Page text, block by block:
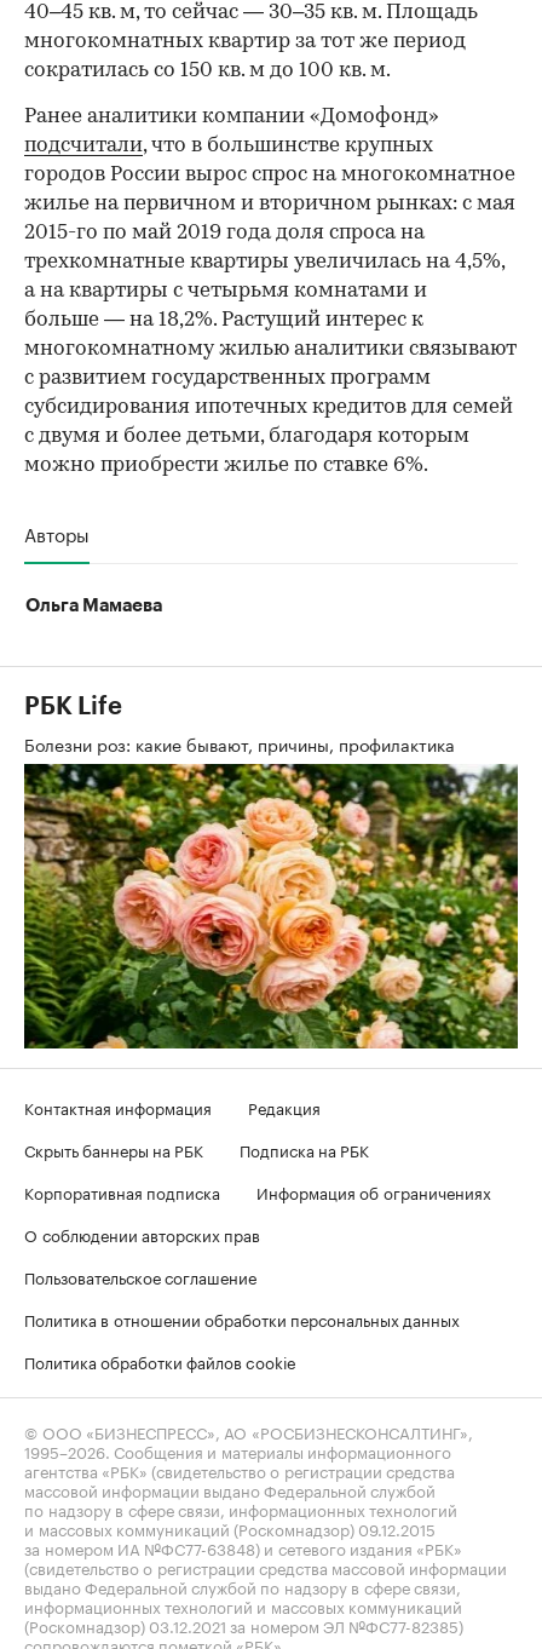
40–45 кв. м, то сейчас — 30–35 кв. м. Площадь
многокомнатных квартир за тот же период
сократилась со 150 кв. м до 100 кв. м.
Ранее аналитики компании «Домофонд»
подсчитали, что в большинстве крупных
городов России вырос спрос на многокомнатное
жилье на первичном и вторичном рынках: с мая
2015-го по май 2019 года доля спроса на
трехкомнатные квартиры увеличилась на 4,5%,
а на квартиры с четырьмя комнатами и
больше — на 18,2%. Растущий интерес к
многокомнатному жилью аналитики связывают
с развитием государственных программ
субсидирования ипотечных кредитов для семей
с двумя и более детьми, благодаря которым
можно приобрести жилье по ставке 6%.
Авторы
Ольга Мамаева
РБК Life
Болезни роз: какие бывают, причины, профилактика
Контактная информация
Редакция
Скрыть баннеры на РБК
Подписка на РБК
Корпоративная подписка
Информация об ограничениях
О соблюдении авторских прав
Пользовательское соглашение
Политика в отношении обработки персональных данных
Политика обработки файлов cookie
© ООО «БИЗНЕСПРЕСС», АО «РОСБИЗНЕСКОНСАЛТИНГ»,
1995–2026 . Сообщения и материалы информационного
агентства «РБК» (свидетельство о регистрации средства
массовой информации выдано Федеральной службой
по надзору в сфере связи, информационных технологий
и массовых коммуникаций (Роскомнадзор) 09.12.2015
за номером ИА №ФС77-63848) и сетевого издания «РБК»
(свидетельство о регистрации средства массовой информации
выдано Федеральной службой по надзору в сфере связи,
информационных технологий и массовых коммуникаций
(Роскомнадзор) 03.12.2021 за номером ЭЛ №ФС77-82385)
сопровождаются пометкой «РБК».